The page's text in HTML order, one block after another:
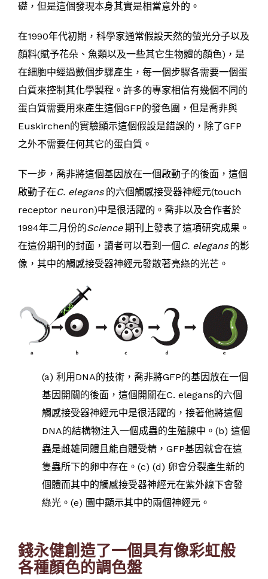
礎，但是這個發現本身其實是相當意外的。
在1990年代初期，科學家通常假設天然的螢光分子以及
顏料(賦予花朵、魚類以及一些其它生物體的顏色)，是
在細胞中經過數個步驟產生，每一個步驟各需要一個蛋
白質來控制其化學製程。許多的專家相信有幾個不同的
蛋白質需要用來產生這個GFP的發色團，但是喬非與
Euskirchen的實驗顯示這個假設是錯誤的，除了GFP
之外不需要任何其它的蛋白質。
下一步，喬非將這個基因放在一個啟動子的後面，這個
啟動子在C. elegans 的六個觸感接受器神經元(touch
receptor neuron)中是很活躍的。喬非以及合作者於
1994年二月份的Science 期刊上發表了這項研究成果。
在這份期刊的封面，讀者可以看到一個 C. elegans 的影
像，其中的觸感接受器神經元發散著亮綠的光芒。
(a) 利用DNA的技術，喬非將GFP的基因放在一個
基因開關的後面，這個開關在C. elegans的六個
觸感接受器神經元中是很活躍的，接著他將這個
DNA的結構物注入一個成蟲的生殖腺中。(b) 這個
蟲是雌雄同體且能自體受精，GFP基因就會在這
隻蟲所下的卵中存在。(c) (d) 卵會分裂產生新的
個體而其中的觸感接受器神經元在紫外線下會發
綠光。(e) 圖中顯示其中的兩個神經元。
錢永健創造了一個具有像彩虹般
各種顏色的調色盤